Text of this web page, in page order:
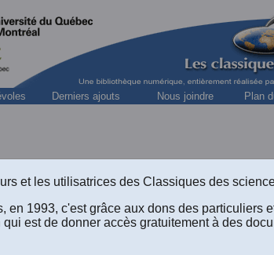
Derniers ajouts Nous joindre Plan
professeur
et les utilisatrices des Classiques des
en 1993, c'est grâce aux dons des
qui est de donner accès gratuitement à des